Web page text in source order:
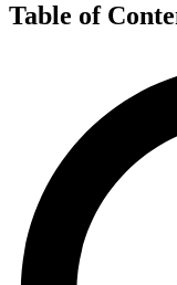
Table of